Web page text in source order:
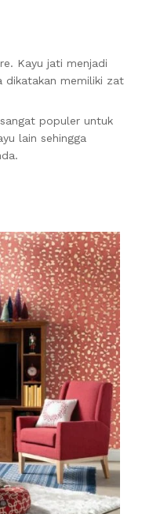
Kayu jati menjadi
dikatakan memiliki zat
populer untuk
lain sehingga